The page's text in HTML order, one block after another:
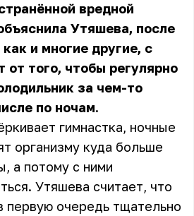
вредной
Утяшева, после
и многие другие, с
от того, чтобы регулярно
за чем-то
по ночам.
гимнастка, ночные
организму куда больше
а потому с ними
Утяшева считает, что
первую очередь тщательно